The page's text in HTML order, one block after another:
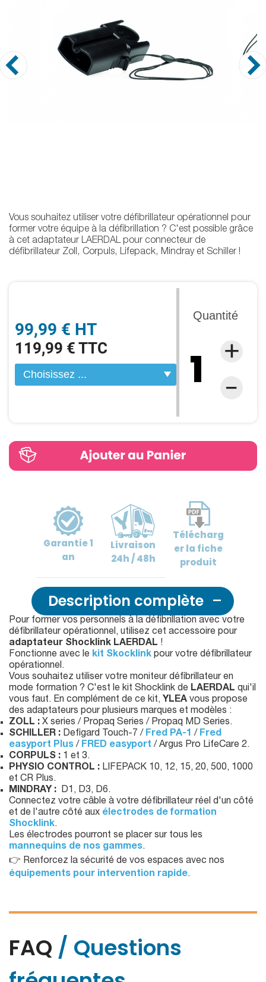
99,99 € HT
119,99 € TTC
Quantité
Vous souhaitez utiliser votre défibrillateur opérationnel pour
former votre équipe à la défibrillation ? C'est possible grâce
à cet adaptateur LAERDAL pour connecteur de
défibrillateur Zoll, Corpuls, Lifepack, Mindray et Schiller !
Garantie1
an
Livraison
24h / 48h
Télécharg
erla fiche
produit
Description complète
Pour former vos personnels à la défibrillation avec votre
défibrillateur opérationnel, utilisez cet accessoire pour
adaptateur Shocklink LAERDAL !
Fonctionne avec le kit Skocklink pour votre défibrillateur
opérationnel.
Vous souhaitez utiliser votre moniteur défibrillateur en
mode formation ? C'est le kit Shocklink de LAERDAL qui'il
vous faut. En complément de ce kit, YLEA vous propose
des adaptateurs pour plusieurs marques et modèles :
ZOLL : X series / Propaq Series / Propaq MD Series.
SCHILLER : Defigard Touch-7 / Fred PA-1 / Fred
easyport Plus / FRED easyport / Argus Pro LifeCare 2.
CORPULS : 1 et 3.
PHYSIO CONTROL : LIFEPACK 10, 12, 15, 20, 500, 1000
et CR Plus.
MINDRAY : D1, D3, D6.
Connectez votre câble à votre défibrillateur réel d'un côté
et de l'autre côté aux électrodes de formation
Shocklink.
Les électrodes pourront se placer sur tous les
mannequins de nos gammes.
👉 Renforcez la sécurité de vos espaces avec nos
équipements pour intervention rapide.
FAQ / Questions